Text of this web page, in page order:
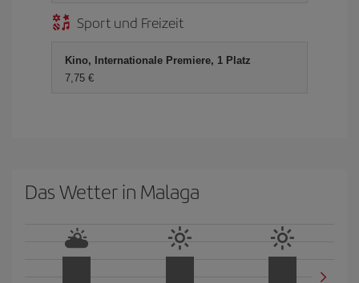
Sport und Freizeit
Kino, Internationale Premiere, 1 Platz
7,75 €
Das Wetter in Malaga